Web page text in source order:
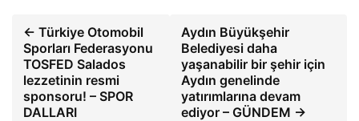
← Türkiye Otomobil
Sporları Federasyonu
TOSFED Salados
lezzetinin resmi
sponsoru! – SPOR
DALLARI
Aydın Büyükşehir
Belediyesi daha
yaşanabilir bir şehir için
Aydın genelinde
yatırımlarına devam
ediyor – GÜNDEM →